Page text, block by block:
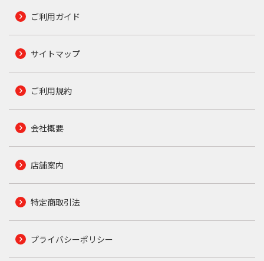
ご利用ガイド
サイトマップ
ご利用規約
会社概要
店舗案内
特定商取引法
プライバシーポリシー